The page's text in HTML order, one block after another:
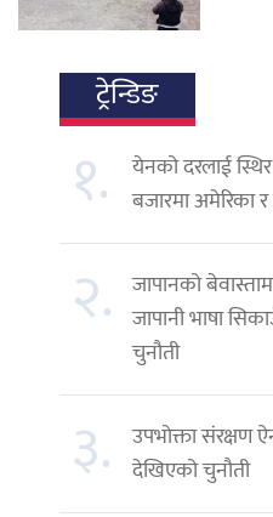
ट्रेन्डिङ
१.
येनको दरलाई
बजारमा अमेरिका
२. जापानको
जापानी भाषा
चुनौती
३.
उपभोक्ता संरक्षण
देखिएको चुनौती